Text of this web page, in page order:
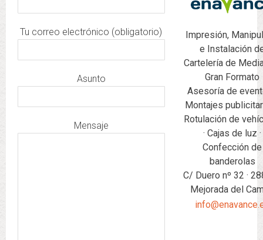
Tu correo electrónico (obligatorio)
Asunto
Mensaje
Impresión,
e Instalación
Cartelería de
Gran Formato
Asesoría de
Montajes
Rotulación de
· Cajas de luz ·
Confección de
banderolas
C/ Duero nº 32 ·
Mejorada del